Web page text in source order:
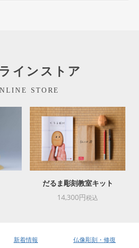
インストア
STORE
だるま彫刻教室キット
14,300円税込
新着情報
仏像彫刻・修復